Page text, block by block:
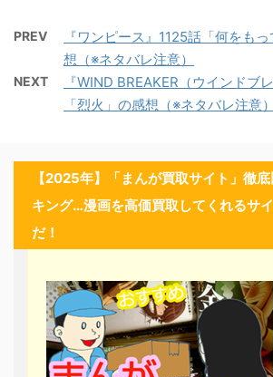
PREV
『ワンピース』1125話「何をも
想（※ネタバレ注意）
NEXT
『WIND BREAKER（ウインドブ
「烈火」の感想（※ネタバレ注意）
【2025年】「まんが買取サイト」徹
キング…漫画を高価買取してくれるサ
だ！